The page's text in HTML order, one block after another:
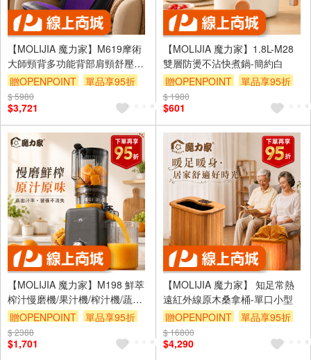
【MOLIJIA 魔力家】M619摩術
大師頸背多功能背部肩頸舒壓按
摩椅墊-奢華紫
贈OPENPOINT 單品享95折
$ 5980
$3,721
【MOLIJIA 魔力家】1.8L-M28
雙層防燙不沾快煮鍋-簡約白
贈OPENPOINT
單品享95折
$ 1980
$601
【MOLIJIA 魔力家】M198 鮮萃
榨汁慢磨機/果汁機/榨汁機/蔬果/
免切二段式
贈OPENPOINT 單品享95折
$ 2388
$1,701
【MOLIJIA 魔力家】 知足常熱
遠紅外線原木桑拿桶-單口小型
贈OPENPOINT
單品享95折
$ 16800
$4,290